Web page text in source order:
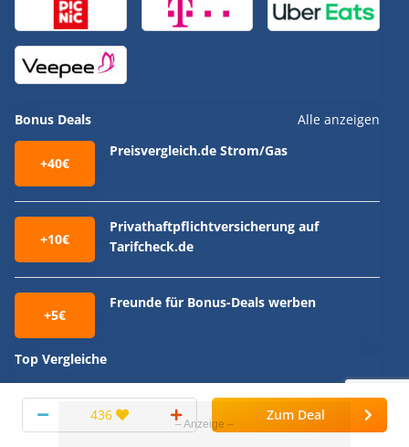
436 Zum Deal
Bonus Deals Alle anzeigen
+40€
Preisvergleich.de Strom/Gas
+10€
Privathaftpflichtversicherung auf
Tarifcheck.de
+5€
Freunde für Bonus-Deals werben
Top Vergleiche
WC-Ente uvm. (Juli 2026)
💥 Die 30 besten Handytarife 📱➡️ Apple iPhone,